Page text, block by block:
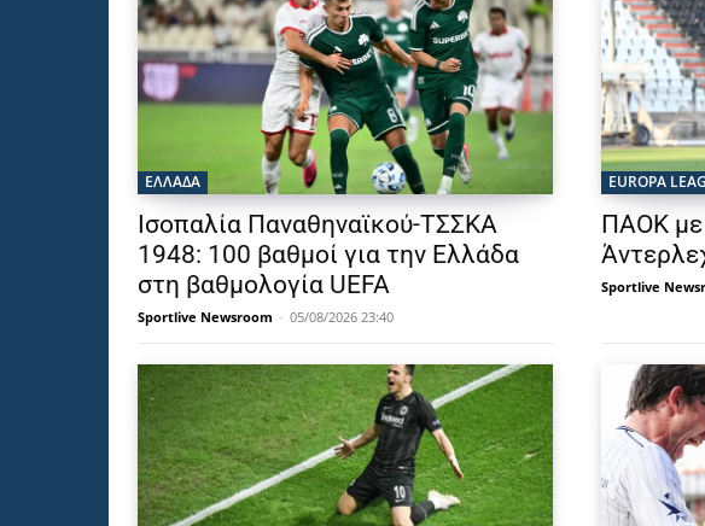
ΕΛΛΑΔΑ
Ισοπαλία Παναθηναϊκού-ΤΣΣΚΑ
1948: 100 βαθμοί για την Ελλάδα
στη βαθμολογία UEFA
Sportlive Newsroom - 05/08/2026 23:40
EUROPA
ΠΑΟΚ με
Sportlive